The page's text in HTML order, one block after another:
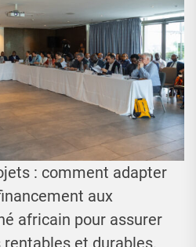
: comment adapter
aux
africain pour assurer
et durables.